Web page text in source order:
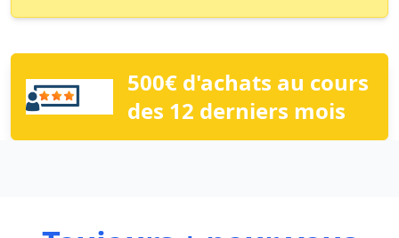
500€ d'achats au cours
des 12 derniers mois